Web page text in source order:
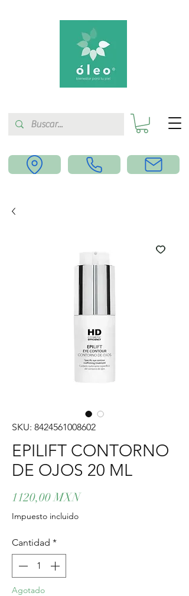
SKU: 8424561008602
EPILIFT CONTORNO
DE OJOS 20 ML
1120,00 MXNPrecio
Impuesto incluido
Cantidad *
Agotado